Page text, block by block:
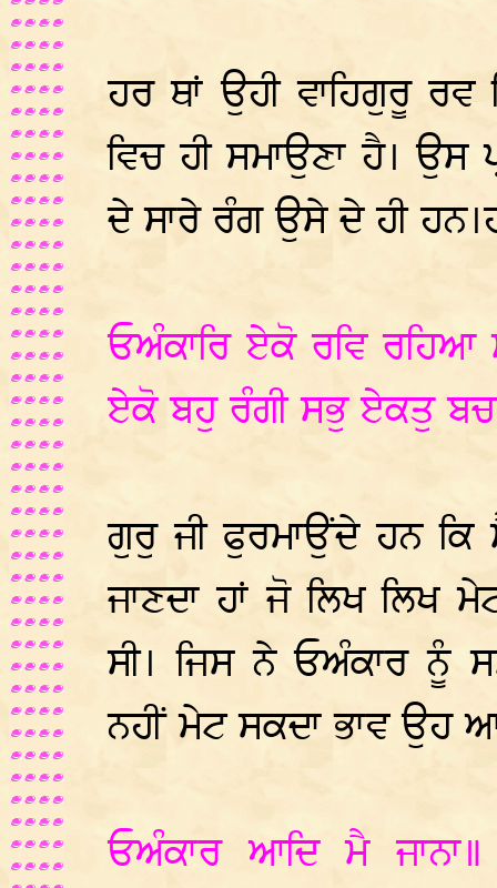
ਹਰ ਥਾਂ ਉਹੀ ਵਾਹਿਗੁਰੂ
ਵਿਚ ਹੀ ਸਮਾਉਣਾ ਹੈ।
ਦੇ ਸਾਰੇ ਰੰਗ ਉਸੇ ਦੇ ਹੀ
ਓਅੰਕਾਰਿ ਏਕੋ ਰਵਿ
ਏਕੋ ਬਹੁ ਰੰਗੀ ਸਭੁ ਏਕਤੁ
ਗੁਰੁ ਜੀ ਫੁਰਮਾਉਂਦੇ ਹਨ ਕਿ
ਜਾਣਦਾ ਹਾਂ ਜੋ ਲਿਖ ਲਿਖ
ਸੀ। ਜਿਸ ਨੇ ਓਅੰਕਾਰ ਨੂੰ
ਨਹੀਂ ਮੇਟ ਸਕਦਾ ਭਾਵ ਉਹ
ਓਅੰਕਾਰ ਆਦਿ ਮੈ